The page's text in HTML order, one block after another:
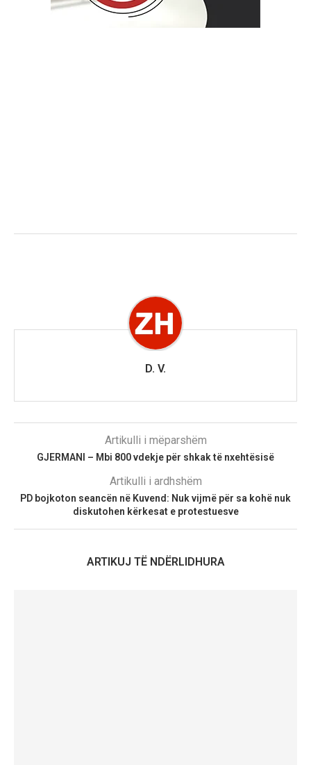
D. V.
Artikulli i mëparshëm
GJERMANI – Mbi 800 vdekje për shkak të nxehtësisë
Artikulli i ardhshëm
PD bojkoton seancën në Kuvend: Nuk vijmë për sa kohë nuk
diskutohen kërkesat e protestuesve
ARTIKUJ TË NDËRLIDHURA